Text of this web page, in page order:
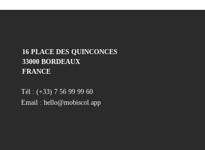
16 PLACE DES QUINCONCES
33000 BORDEAUX
FRANCE
Tél : (+33) 7 56 99 99 60
Email : hello@mobiscol.app